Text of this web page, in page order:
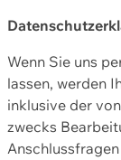
Wenn Sie uns
lassen, werden
inklusive der
zwecks